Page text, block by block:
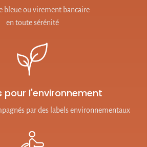
bleue ou virement bancaire
en toute sérénité
pour l'environnement
par des labels environnementaux